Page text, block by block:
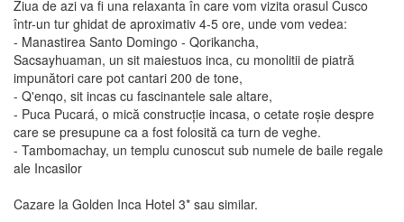
Ziua de azi va fi una relaxanta în care vom vizita orasul Cusco
într-un tur ghidat de aproximativ 4-5 ore, unde vom vedea:
- Manastirea Santo Domingo - Qorikancha,
Sacsayhuaman, un sit maiestuos inca, cu monolitii de piatră
impunători care pot cantari 200 de tone,
- Q'enqo, sit incas cu fascinantele sale altare,
- Puca Pucará, o mică construcție incasa, o cetate roșie despre
care se presupune ca a fost folosită ca turn de veghe.
- Tambomachay, un templu cunoscut sub numele de baile regale
ale Incasilor
Cazare la Golden Inca Hotel 3* sau similar.